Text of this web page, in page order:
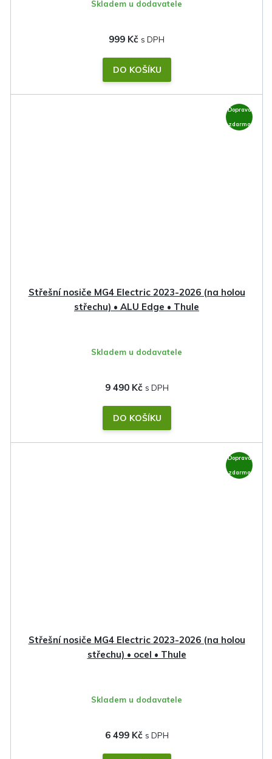
Skladem u dodavatele
999 Kč
DO KOŠÍKU
Doprava
zdarma
Střešní nosiče MG4 Electric 2023-2026 (na holou
střechu) • ALU Edge • Thule
Skladem u dodavatele
9 490 Kč
DO KOŠÍKU
Doprava
zdarma
Střešní nosiče MG4 Electric 2023-2026 (na holou
střechu) • ocel • Thule
Skladem u dodavatele
6 499 Kč